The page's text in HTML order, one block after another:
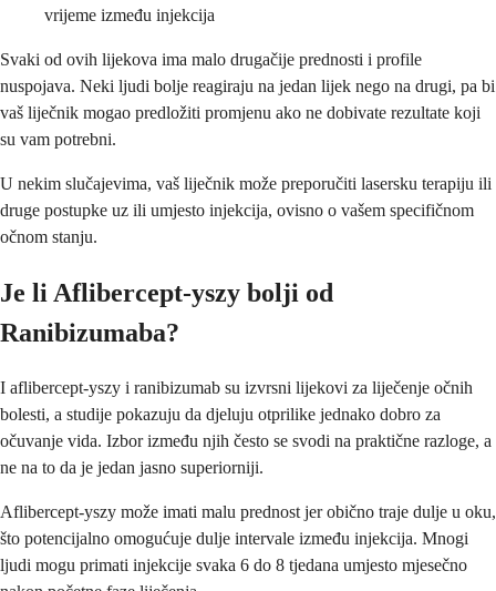
vrijeme između injekcija
Svaki od ovih lijekova ima malo drugačije prednosti i profile
nuspojava. Neki ljudi bolje reagiraju na jedan lijek nego na drugi, pa bi
vaš liječnik mogao predložiti promjenu ako ne dobivate rezultate koji
su vam potrebni.
U nekim slučajevima, vaš liječnik može preporučiti lasersku terapiju ili
druge postupke uz ili umjesto injekcija, ovisno o vašem specifičnom
očnom stanju.
Je li Aflibercept-yszy bolji od
Ranibizumaba?
I aflibercept-yszy i ranibizumab su izvrsni lijekovi za liječenje očnih
bolesti, a studije pokazuju da djeluju otprilike jednako dobro za
očuvanje vida. Izbor između njih često se svodi na praktične razloge, a
ne na to da je jedan jasno superiorniji.
Aflibercept-yszy može imati malu prednost jer obično traje dulje u oku,
što potencijalno omogućuje dulje intervale između injekcija. Mnogi
ljudi mogu primati injekcije svaka 6 do 8 tjedana umjesto mjesečno